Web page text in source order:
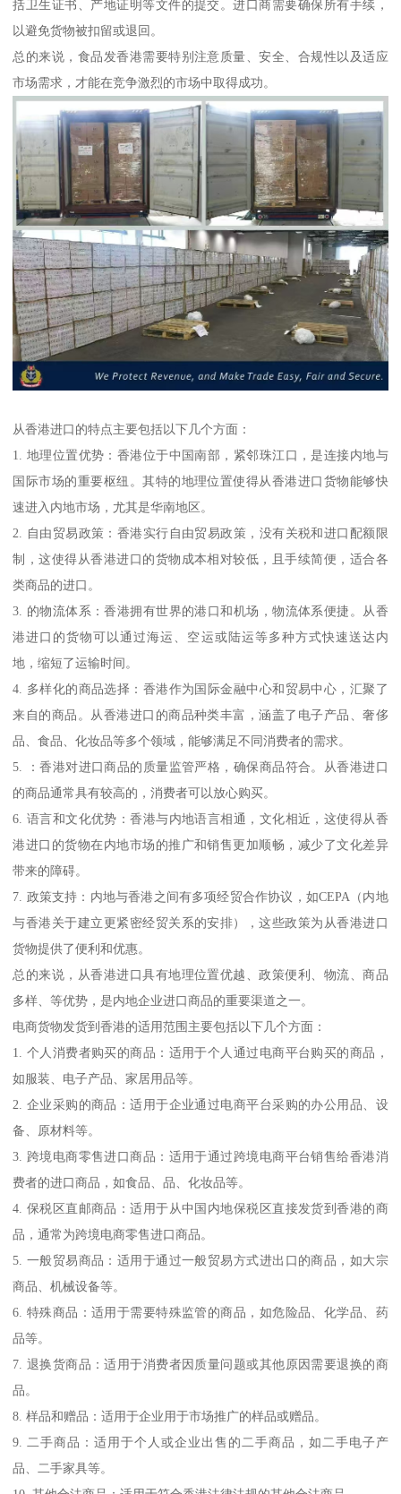
括卫生证书、产地证明等文件的提交。进口商需要确保所有手续，
以避免货物被扣留或退回。
总的来说，食品发香港需要特别注意质量、安全、合规性以及适应
市场需求，才能在竞争激烈的市场中取得成功。
从香港进口的特点主要包括以下几个方面：
1. 地理位置优势：香港位于中国南部，紧邻珠江口，是连接内地与
国际市场的重要枢纽。其特的地理位置使得从香港进口货物能够快
速进入内地市场，尤其是华南地区。
2. 自由贸易政策：香港实行自由贸易政策，没有关税和进口配额限
制，这使得从香港进口的货物成本相对较低，且手续简便，适合各
类商品的进口。
3. 的物流体系：香港拥有世界的港口和机场，物流体系便捷。从香
港进口的货物可以通过海运、空运或陆运等多种方式快速送达内
地，缩短了运输时间。
4. 多样化的商品选择：香港作为国际金融中心和贸易中心，汇聚了
来自的商品。从香港进口的商品种类丰富，涵盖了电子产品、奢侈
品、食品、化妆品等多个领域，能够满足不同消费者的需求。
5. ：香港对进口商品的质量监管严格，确保商品符合。从香港进口
的商品通常具有较高的，消费者可以放心购买。
6. 语言和文化优势：香港与内地语言相通，文化相近，这使得从香
港进口的货物在内地市场的推广和销售更加顺畅，减少了文化差异
带来的障碍。
7. 政策支持：内地与香港之间有多项经贸合作协议，如CEPA（内地
与香港关于建立更紧密经贸关系的安排），这些政策为从香港进口
货物提供了便利和优惠。
总的来说，从香港进口具有地理位置优越、政策便利、物流、商品
多样、等优势，是内地企业进口商品的重要渠道之一。
电商货物发货到香港的适用范围主要包括以下几个方面：
1. 个人消费者购买的商品：适用于个人通过电商平台购买的商品，
如服装、电子产品、家居用品等。
2. 企业采购的商品：适用于企业通过电商平台采购的办公用品、设
备、原材料等。
3. 跨境电商零售进口商品：适用于通过跨境电商平台销售给香港消
费者的进口商品，如食品、品、化妆品等。
4. 保税区直邮商品：适用于从中国内地保税区直接发货到香港的商
品，通常为跨境电商零售进口商品。
5. 一般贸易商品：适用于通过一般贸易方式进出口的商品，如大宗
商品、机械设备等。
6. 特殊商品：适用于需要特殊监管的商品，如危险品、化学品、药
品等。
7. 退换货商品：适用于消费者因质量问题或其他原因需要退换的商
品。
8. 样品和赠品：适用于企业用于市场推广的样品或赠品。
9. 二手商品：适用于个人或企业出售的二手商品，如二手电子产
品、二手家具等。